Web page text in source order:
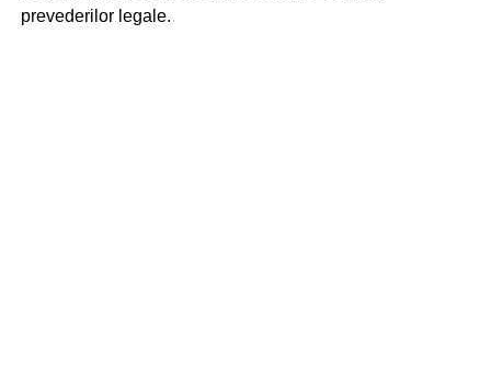
prevederilor legale.